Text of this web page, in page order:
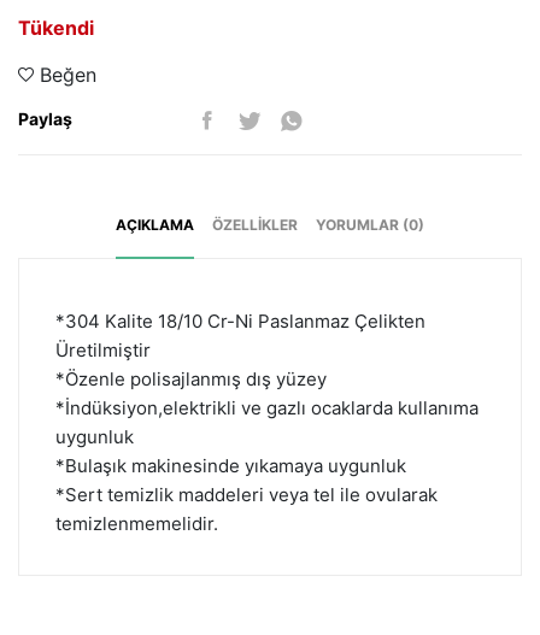
Tükendi
Beğen
Paylaş
AÇIKLAMA ÖZELLIKLER YORUMLAR (0)
*304 Kalite 18/10 Cr-Ni Paslanmaz Çelikten
Üretilmiştir
*Özenle polisajlanmış dış yüzey
*İndüksiyon,elektrikli ve gazlı ocaklarda kullanıma
uygunluk
*Bulaşık makinesinde yıkamaya uygunluk
*Sert temizlik maddeleri veya tel ile ovularak
temizlenmemelidir.